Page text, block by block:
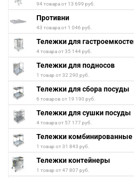
94 товара от 13 699 руб.
Противни
43 товара от 1 046 руб.
Тележки для
4 товара от 35 144 руб.
Тележки для подносов
1 товар от 32 290 руб.
Тележки для сбора посуды
6 товаров от 19 190 руб.
Тележки для сушки посуды
4 товара от 57 177 руб.
Тележки комбинированные
1 товар от 31 843 руб.
Тележки контейнеры
1 товар от 47 807 руб.